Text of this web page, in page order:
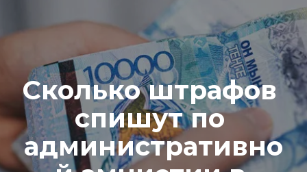
Сколько штрафов
спишут по
административно